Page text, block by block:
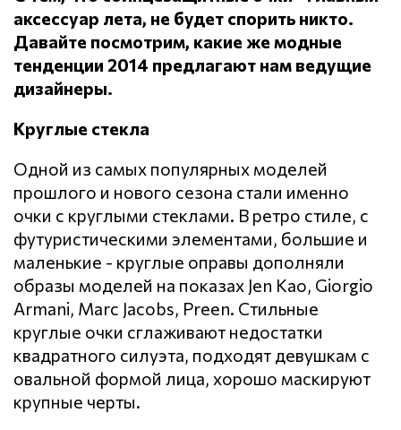
аксессуар лета, не будет спорить никто.
Давайте посмотрим, какие же модные
тенденции 2014 предлагают нам ведущие
дизайнеры.
Круглые стекла
Одной из самых популярных моделей
прошлого и нового сезона стали именно
очки с круглыми стеклами. В ретро стиле, с
футуристическими элементами, большие и
маленькие - круглые оправы дополняли
образы моделей на показах Jen Kao, Giorgio
Armani, Marc Jacobs, Preen. Стильные
круглые очки сглаживают недостатки
квадратного силуэта, подходят девушкам с
овальной формой лица, хорошо маскируют
крупные черты.